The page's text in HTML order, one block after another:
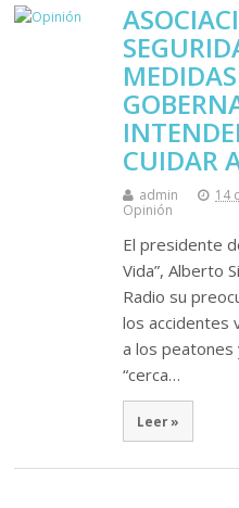
CUIDAR
admin
14
Opinión
El presidente
Vida”, Alberto
Radio su
los accidentes
a los peatones
“cerca…
Leer »